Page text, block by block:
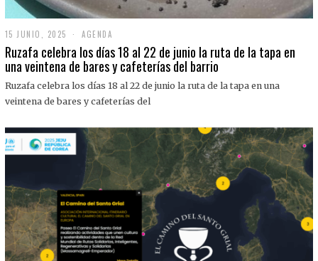
15 JUNIO, 2025
J
U
I
O
0
2
5
AGENDA
Ruzafa celebra los días 18 al 22 de junio la ruta de la tapa en
una veintena de bares y cafeterías del barrio
Ruzafa celebra los días 18 al 22 de junio la ruta de la tapa en una
veintena de bares y cafeterías del